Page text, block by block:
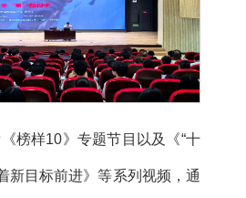
榜样10》专题节目以及《“十
新目标前进》等系列视频，通